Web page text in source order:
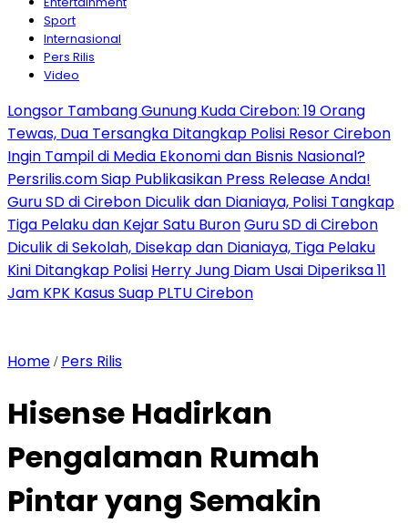
Sport
Internasional
Pers Rilis
Video
Longsor Tambang Gunung Kuda Cirebon: 19 Orang
Tewas, Dua Tersangka Ditangkap Polisi Resor Cirebon
Ingin Tampil di Media Ekonomi dan Bisnis Nasional?
Persrilis.com Siap Publikasikan Press Release Anda!
Guru SD di Cirebon Diculik dan Dianiaya, Polisi Tangkap
Tiga Pelaku dan Kejar Satu BuronGuru SD di Cirebon
Diculik di Sekolah, Disekap dan Dianiaya, Tiga Pelaku
Kini Ditangkap Polisi Herry Jung Diam Usai Diperiksa 11
Jam KPK Kasus Suap PLTU Cirebon
Home / Pers Rilis
Hisense Hadirkan
Pengalaman Rumah
Pintar yang Semakin